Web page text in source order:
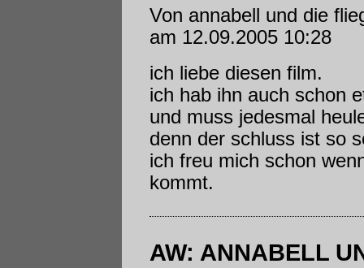
Von annabell und die
am 12.09.2005 10:28
ich liebe diesen film.
ich hab ihn auch schon
und muss jedesmal
denn der schluss ist so
ich freu mich schon
kommt.
AW: ANNABELL